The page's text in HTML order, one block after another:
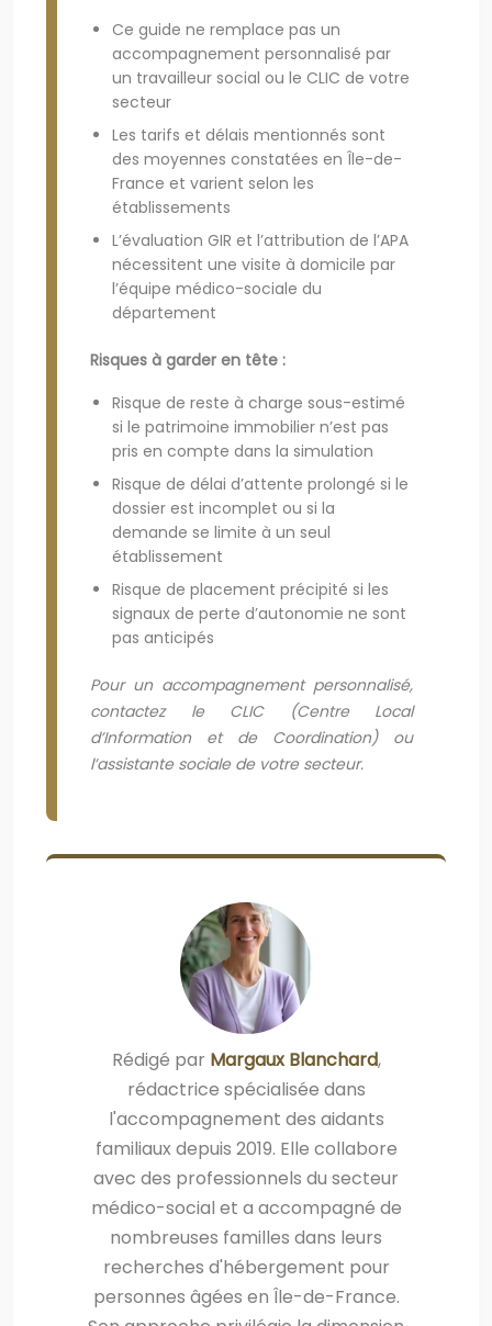
Ce guide ne remplace pas un
accompagnement personnalisé par
un travailleur social ou le CLIC de votre
secteur
Les tarifs et délais mentionnés sont
des moyennes constatées en Île-de-
France et varient selon les
établissements
L’évaluation GIR et l’attribution de l’APA
nécessitent une visite à domicile par
l’équipe médico-sociale du
département
Risques à garder en tête :
Risque de reste à charge sous-estimé
si le patrimoine immobilier n’est pas
pris en compte dans la simulation
Risque de délai d’attente prolongé si le
dossier est incomplet ou si la
demande se limite à un seul
établissement
Risque de placement précipité si les
signaux de perte d’autonomie ne sont
pas anticipés
Pour un accompagnement personnalisé,
contactez le CLIC (Centre Local
d’Information et de Coordination) ou
l’assistante sociale de votre secteur.
Rédigé par Margaux Blanchard,
rédactrice spécialisée dans
l'accompagnement des aidants
familiaux depuis 2019. Elle collabore
avec des professionnels du secteur
médico-social et a accompagné de
nombreuses familles dans leurs
recherches d'hébergement pour
personnes âgées en Île-de-France.